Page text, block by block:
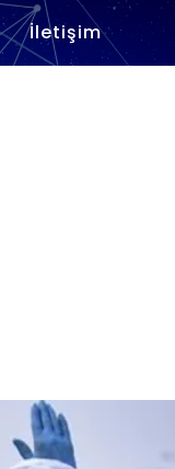
İletişim